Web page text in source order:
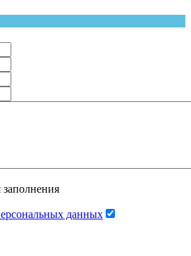
заполнения
данных